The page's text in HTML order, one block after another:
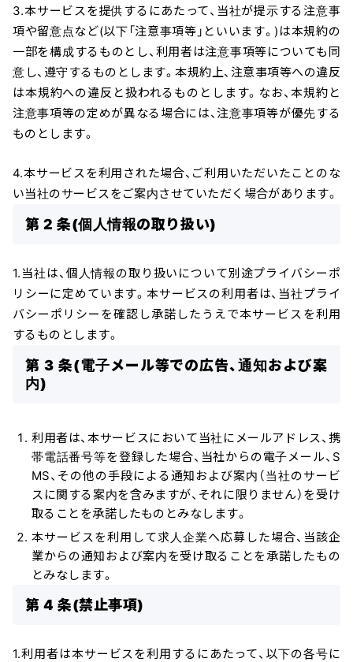
3.本サービスを提供するにあたって、当社が提示する注意事
項や留意点など(以下「注意事項等」といいます。)は本規約の
一部を構成するものとし、利用者は注意事項等についても同
意し、遵守するものとします。本規約上、注意事項等への違反
は本規約への違反と扱われるものとします。なお、本規約と
注意事項等の定めが異なる場合には、注意事項等が優先する
ものとします。
4.本サービスを利用された場合、ご利用いただいたことのな
い当社のサービスをご案内させていただく場合があります。
第 2 条(個人情報の取り扱い)
1.当社は、個人情報の取り扱いについて別途プライバシーポ
リシーに定めています。本サービスの利用者は、当社プライ
バシーポリシーを確認し承諾したうえで本サービスを利用
するものとします。
第 3 条(電子メール等での広告、通知および案
内)
利用者は、本サービスにおいて当社にメールアドレス、携
帯電話番号等を登録した場合、当社からの電子メール、S
MS、その他の手段による通知および案内（当社のサービ
スに関する案内を含みますが、それに限りません）を受け
取ることを承諾したものとみなします。
本サービスを利用して求人企業へ応募した場合、当該企
業からの通知および案内を受け取ることを承諾したもの
とみなします。
第 4 条(禁止事項)
1.利用者は本サービスを利用するにあたって、以下の各号に